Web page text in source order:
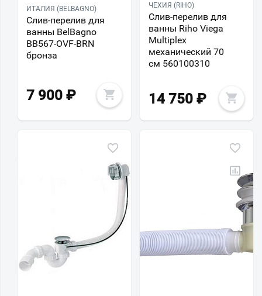
ИТАЛИЯ (BELBAGNO)
Слив-перелив для
ванны BelBagno
BB567-OVF-BRN
бронза
7 900 ₽
ЧЕХИЯ (RIHO)
Слив-перелив для
ванны Riho Viega
Multiplex
механический 70
см 560100310
14 750 ₽